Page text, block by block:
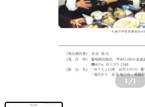
1 /1